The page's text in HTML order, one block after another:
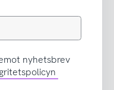
nyhetsbrev